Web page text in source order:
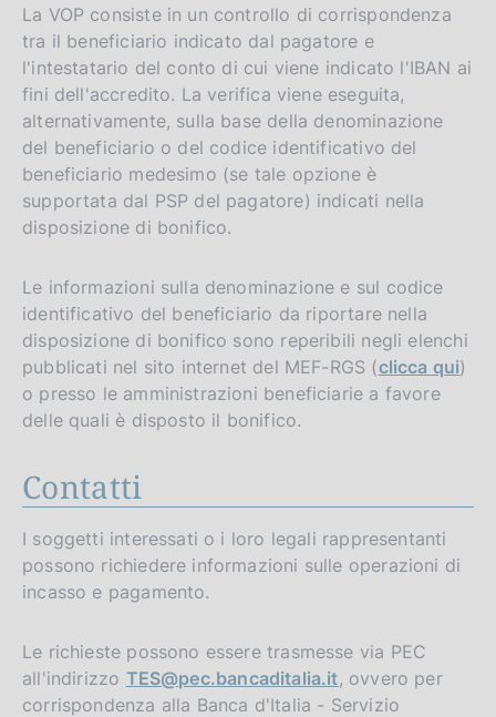
La VOP consiste in un controllo di corrispondenza
tra il beneficiario indicato dal pagatore e
l'intestatario del conto di cui viene indicato l'IBAN ai
fini dell'accredito. La verifica viene eseguita,
alternativamente, sulla base della denominazione
del beneficiario o del codice identificativo del
beneficiario medesimo (se tale opzione è
supportata dal PSP del pagatore) indicati nella
disposizione di bonifico.
Le informazioni sulla denominazione e sul codice
identificativo del beneficiario da riportare nella
disposizione di bonifico sono reperibili negli elenchi
pubblicati nel sito internet del MEF-RGS (clicca qui)
o presso le amministrazioni beneficiarie a favore
delle quali è disposto il bonifico.
Contatti
I soggetti interessati o i loro legali rappresentanti
possono richiedere informazioni sulle operazioni di
incasso e pagamento.
Le richieste possono essere trasmesse via PEC
all'indirizzo TES@pec.bancaditalia.it, ovvero per
corrispondenza alla Banca d'Italia - Servizio